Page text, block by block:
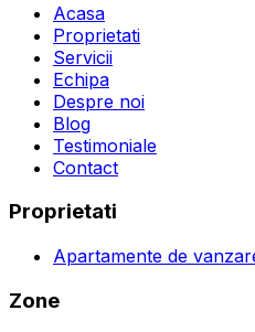
Acasa
Proprietati
Servicii
Echipa
Despre noi
Blog
Testimoniale
Contact
Proprietati
Apartamente de
Zone